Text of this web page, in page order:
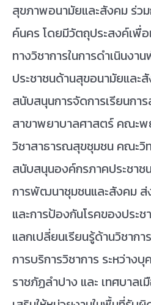
สุขภาพอนามัยและสังคม ร่ว
ค์นคร โดยมีวัตถุประสงค์เพื่อ
ทางวิชาการในการดำเนิน
ประชาชนด้านสุขอนามัยและ
สนับสนุนการจัดการเรียนก
สาขาพยาบาลศาสตร์ คณะพ
วิชาสาธารณสุขชุมชน คณะวิ
สนับสนุนองค์กรภาคประชาช
การพัฒนาชุมชนและสังคม ส่
และการป้องกันโรคของประ
แลกเปลี่ยนเรียนรู้ด้านวิชาก
การบริการวิชาการ ระหว่าง
ราชภัฏลำปาง และ เทศบาล